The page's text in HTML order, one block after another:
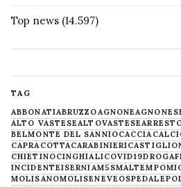
Top news (14.597)
TAG
ABBONATIABRUZZOAGNONE
ALTO VASTESEALTOVASTESE
BELMONTE DEL SANNIOCACCIA
CAPRACOTTACARABINIERI
CHIETINOCINGHIALICOVID19DROGA
INCIDENTEISERNIAM5SMALTEMPO
MOLISANOMOLISENEVE OSPEDALE